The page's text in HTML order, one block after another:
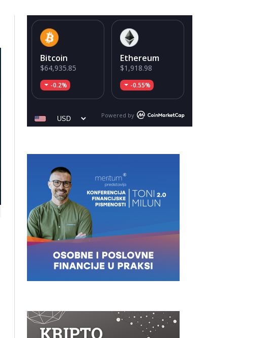
Bitcoin
$64,935.85
-0.2%
Ethereum
$1,918.98
-0.55%
Powered by